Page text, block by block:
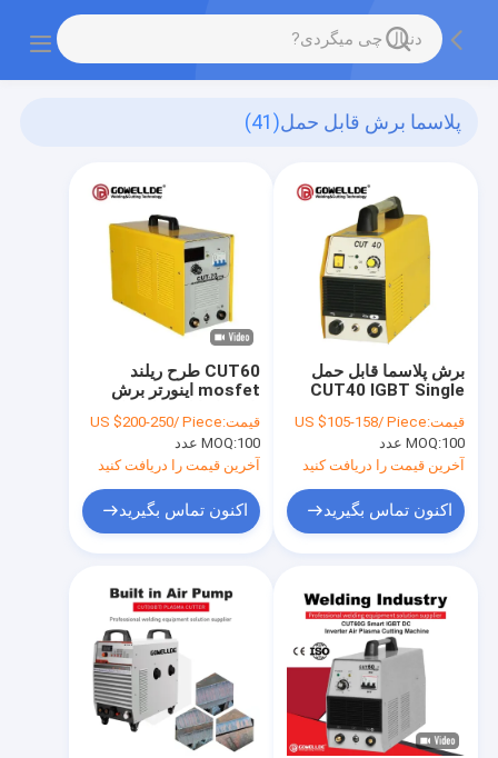
پلاسما برش قابل حمل(41)
CUT60 طرح ریلند
mosfet اینورتر برش
برش پلاسما تک فاز برش
پلاسما
قیمت:US $200-250/ Piece
MOQ:100 عدد
آخرین قیمت را دریافت کنید
اکنون تماس بگیرید
برش پلاسما قابل حمل
CUT40 IGBT Single
AC110V / 220V
قیمت:US $105-158/ Piece
MOQ:100 عدد
آخرین قیمت را دریافت کنید
اکنون تماس بگیرید